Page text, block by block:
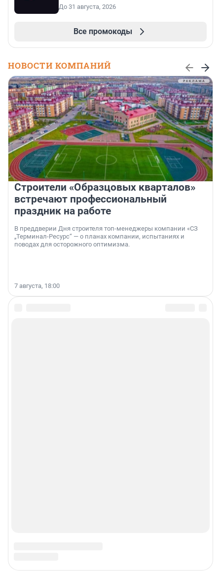
До 31 августа, 2026
Все промокоды
НОВОСТИ КОМПАНИЙ
Строители «Образцовых кварталов»
встречают профессиональный
праздник на работе
В преддверии Дня строителя топ-менеджеры компании «СЗ
„Терминал-Ресурс“ — о планах компании, испытаниях и
поводах для осторожного оптимизма.
7 августа, 18:00